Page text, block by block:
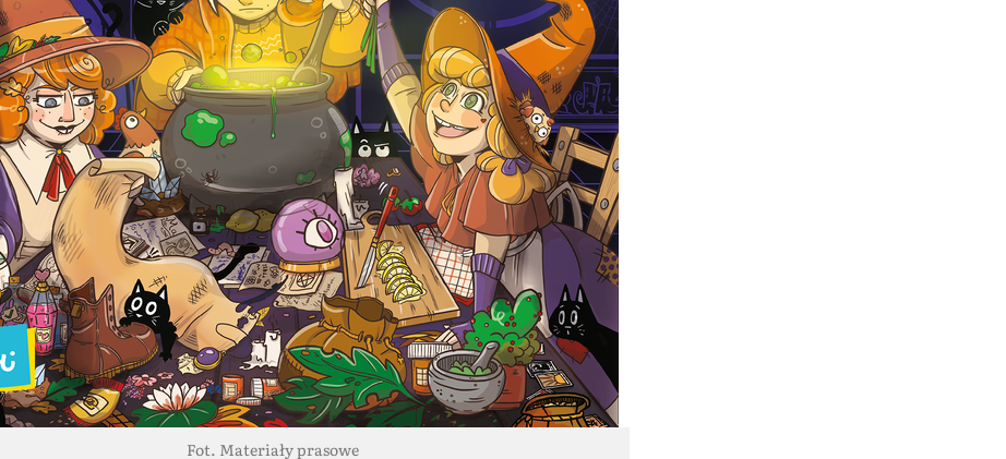
Fot. Materiały prasowe